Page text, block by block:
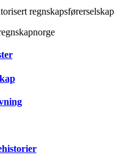
regnskapsførerselskap